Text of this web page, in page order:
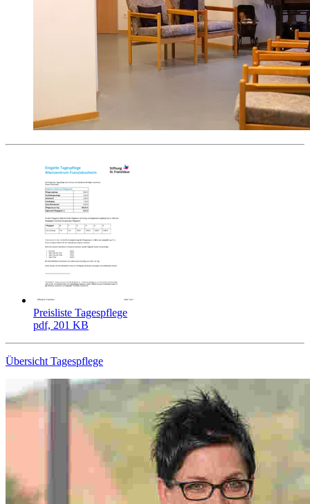
Preisliste Tagespflege
pdf, 201 KB
Übersicht Tagespflege